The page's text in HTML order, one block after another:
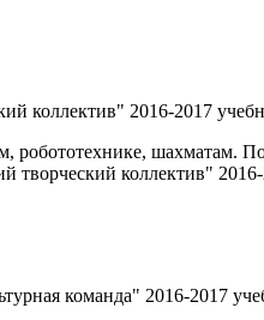
коллектив" 2016-2017
шахматам.
коллектив" 2016-
команда" 2016-2017